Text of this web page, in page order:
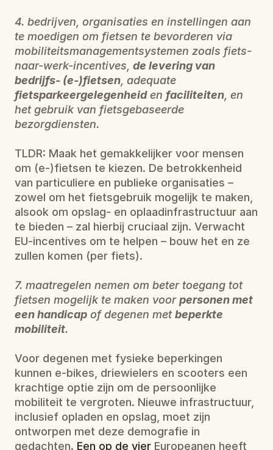
4. bedrijven, organisaties en instellingen aan
te moedigen om fietsen te bevorderen via
mobiliteitsmanagementsystemen zoals fiets-
naar-werk-incentives, de levering van
bedrijfs- (e-)fietsen
fietsparkeergelegenheid en faciliteiten , en
het gebruik van fietsgebaseerde
bezorgdiensten.
TLDR: Maak het gemakkelijker voor mensen
om (e-)fietsen te kiezen. De betrokkenheid
van particuliere en publieke organisaties –
zowel om het fietsgebruik mogelijk te maken,
alsook om opslag- en oplaadinfrastructuur aan
te bieden – zal hierbij cruciaal zijn. Verwacht
EU-incentives om te helpen – bouw het en ze
zullen komen (per fiets).
7. maatregelen nemen om beter toegang tot
fietsen mogelijk te maken voor personen met
een handicap of degenen met beperkte
mobiliteit.
Voor degenen met fysieke beperkingen
kunnen e-bikes, driewielers en scooters een
krachtige optie zijn om de persoonlijke
mobiliteit te vergroten. Nieuwe infrastructuur,
inclusief opladen en opslag, moet zijn
ontworpen met deze demografie in
gedachten. Een op de vier Europeanen heeft